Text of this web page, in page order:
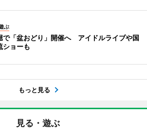
ぶ
で「盆おどり」開催へ アイドルライブや国
ショーも
もっと見る
見る・遊ぶ